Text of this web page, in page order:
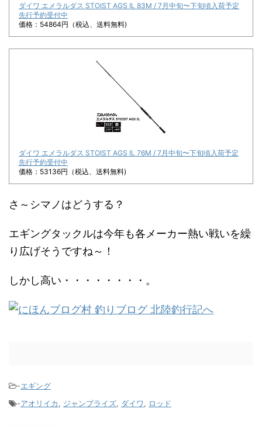
ダイワ エメラルダス STOIST AGS IL 83M / 7月中旬〜下旬頃入荷予定
先行予約受付中
価格：54864円（税込、送料無料)
ダイワ エメラルダス STOIST AGS IL 76M / 7月中旬〜下旬頃入荷予定
先行予約受付中
価格：53136円（税込、送料無料)
さ～シマノはどうする？
エギングタックルは今年も各メーカー熱い戦いを繰
り広げそうですね～！
しかし高い・・・・・・・・。
-エギング
-アオリイカ, ジャンプライズ, ダイワ, ロッド